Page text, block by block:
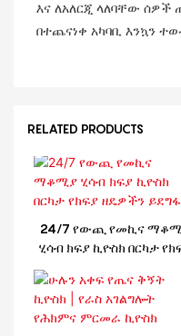
እና ለአለርጂ ላለባቸው
በተጨናነቀ አካባቢ እንኳን
RELATED PRODUCTS
24/7 የውጪ የመኪና
ሂሳብ ክፍያ ኪዮስክ በርካታ